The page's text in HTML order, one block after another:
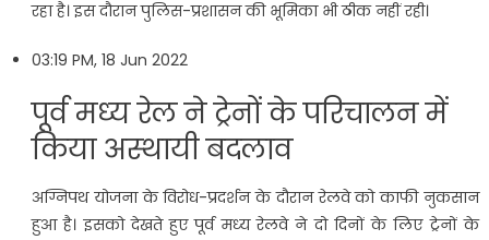
रहा है। इस दौरान पुलिस-प्रशासन की भूमिका भी ठीक नहीं रही।
03:19 PM, 18 Jun 2022
पूर्व मध्‍य रेल ने ट्रेनों के परिचालन में
किया अस्‍थायी बदलाव
अग्निपथ योजना के विरोध-प्रदर्शन के दौरान रेलवे को काफी नुकसान
हुआ है। इसको देखते हुए पूर्व मध्‍य रेलवे ने दो दिनों के लिए ट्रेनों के